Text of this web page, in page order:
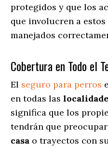
protegidos y que los
que involucren a estos
manejados
Cobertura en Todo el
El seguro para perros
en todas las
significa que los
tendrán que
casa o trayectos con